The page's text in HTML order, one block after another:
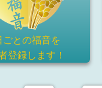
ごとの福音を
登録します！